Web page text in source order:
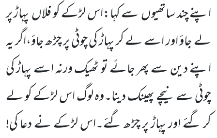
اپنے چند ساتھیوںسے کہا:اس لڑکے کو فلاںپہاڑ پر
لے جاؤ اور اسے لے کر پہاڑ کی چوٹی پر چڑھ جاؤ،اگر یہ
اپنے دین سے پھر جائے تو ٹھیک ورنہ اسے پہاڑ کی
چوٹی سے نیچے پھینک دینا۔وہ لوگ اس لڑکے کو لے
کر گئے اور پہاڑ پر چڑھ گئے۔اس لڑکے نے دعا کی!